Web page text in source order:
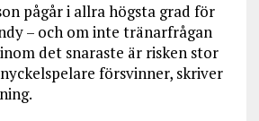
pågår i allra högsta grad för
– och om inte tränarfrågan
det snaraste är risken stor
försvinner, skriver